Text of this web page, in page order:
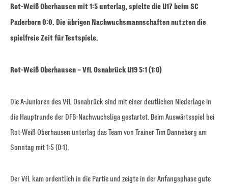
Rot-Weiß Oberhausen mit 1:5 unterlag, spielte die U17 beim SC
Paderborn 0:0. Die übrigen Nachwuchsmannschaften nutzten die
spielfreie Zeit für Testspiele.
Rot-Weiß Oberhausen – VfL Osnabrück U19 5:1 (1:0)
Die A-Junioren des VfL Osnabrück sind mit einer deutlichen Niederlage in
die Hauptrunde der DFB-Nachwuchsliga gestartet. Beim Auswärtsspiel bei
Rot-Weiß Oberhausen unterlag das Team von Trainer Tim Danneberg am
Sonntag mit 1:5 (0:1).
Der VfL kam ordentlich in die Partie und zeigte in der Anfangsphase gute